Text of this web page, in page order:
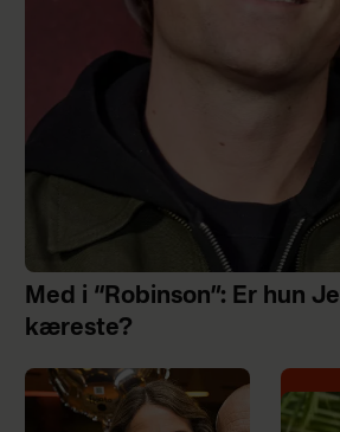
Med i “Robinson”: Er hun
kæreste?